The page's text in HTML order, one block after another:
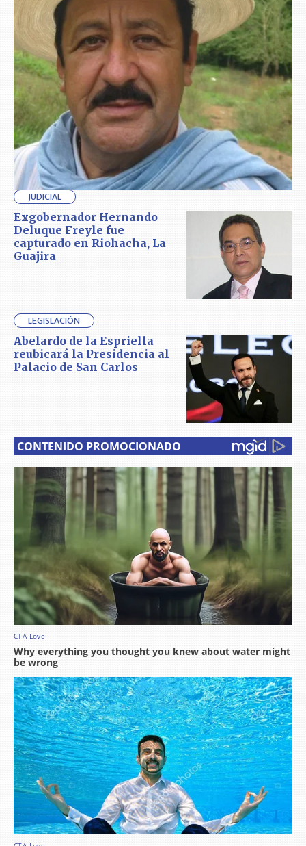
JUDICIAL
Exgobernador Hernando
Deluque Freyle fue
capturado en Riohacha, La
Guajira
LEGISLACIÓN
Abelardo de la Espriella
reubicará la Presidencia al
Palacio de San Carlos